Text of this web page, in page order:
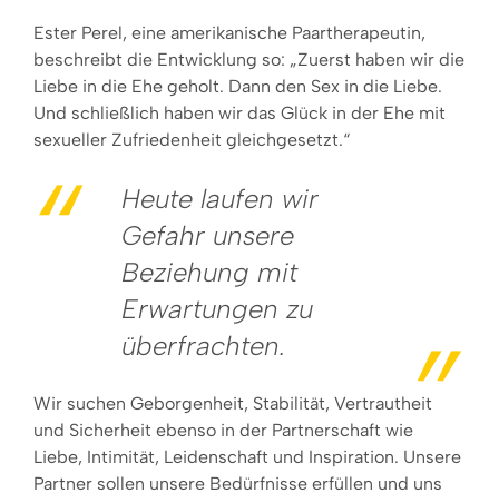
Ester Perel, eine amerikanische Paartherapeutin,
beschreibt die Entwicklung so: „Zuerst haben wir die
Liebe in die Ehe geholt. Dann den Sex in die Liebe.
Und schließlich haben wir das Glück in der Ehe mit
sexueller Zufriedenheit gleichgesetzt.“
Heute laufen wir
Gefahr unsere
Beziehung mit
Erwartungen zu
überfrachten.
Wir suchen Geborgenheit, Stabilität, Vertrautheit
und Sicherheit ebenso in der Partnerschaft wie
Liebe, Intimität, Leidenschaft und Inspiration. Unsere
Partner sollen unsere Bedürfnisse erfüllen und uns